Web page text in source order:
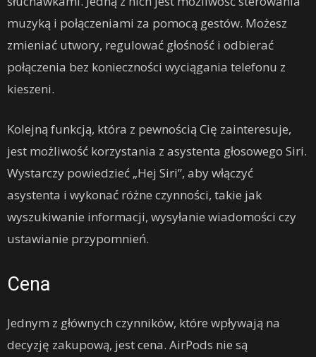
muzyką i połączeniami za pomocą gestów. Możesz
zmieniać utwory, regulować głośność i odbierać
połączenia bez konieczności wyciągania telefonu z
kieszeni.
Kolejną funkcją, która z pewnością Cię zainteresuje,
jest możliwość korzystania z asystenta głosowego Siri.
Wystarczy powiedzieć „Hej Siri”, aby włączyć
asystenta i wykonać różne czynności, takie jak
wyszukiwanie informacji, wysyłanie wiadomości czy
ustawianie przypomnień.
Cena
Jednym z głównych czynników, które wpływają na
decyzję zakupową, jest cena. AirPods nie są